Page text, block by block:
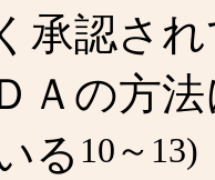
承認さ
Ａの方
る 10～13)